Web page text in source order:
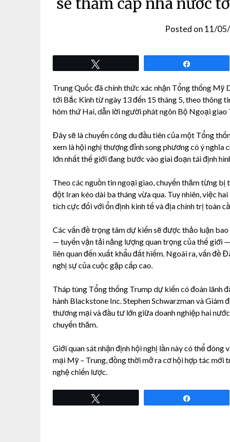
Posted on 11/
Trung Quốc đã chính thức xác nhận Tổng thống Mỹ
tới Bắc Kinh từ ngày 13 đến 15 tháng 5, theo thông
hôm thứ Hai, dẫn lời người phát ngôn Bộ Ngoại giao
Đây sẽ là chuyến công du đầu tiên của một Tổng
xem là hội nghị thượng đỉnh song phương có ý
lớn nhất thế giới đang bước vào giai đoạn tái định
Theo các nguồn tin ngoại giao, chuyến thăm từng bị
đột Iran kéo dài ba tháng vừa qua. Tuy nhiên, việc
tích cực đối với ổn định kinh tế và địa chính trị toàn
Các vấn đề trọng tâm dự kiến sẽ được thảo luận
— tuyến vận tải năng lượng quan trọng của thế giới
liên quan đến xuất khẩu đất hiếm. Ngoài ra, vấn đề
nghị sự của cuộc gặp cấp cao.
Tháp tùng Tổng thống Trump dự kiến có đoàn lãnh
hành Blackstone Inc. Stephen Schwarzman và
thương mại và đầu tư lớn giữa doanh nghiệp hai
chuyến thăm.
Giới quan sát nhận định hội nghị lần này có thể
mại Mỹ – Trung, đồng thời mở ra cơ hội hợp tác mới
nghệ chiến lược.